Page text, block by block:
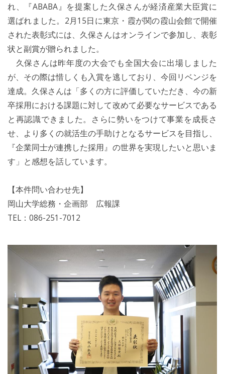
れ、『ABABA』を提案した久保さんが経済産業大臣賞に
選ばれました。2月15日に東京・霞が関の霞山会館で開催
された表彰式には、久保さんはオンラインで参加し、表彰
状と副賞が贈られました。
久保さんは昨年度の大会でも全国大会に出場しました
が、その際は惜しくも入賞を逃しており、今回リベンジを
達成。久保さんは「多くの方に評価していただき、今の新
卒採用における課題に対して改めて必要なサービスである
と再認識できました。さらに勢いをつけて事業を成長さ
せ、より多くの就活生の手助けとなるサービスを目指し、
『企業同士が連携した採用』の世界を実現したいと思いま
す」と感想を話しています。
【本件問い合わせ先】
岡山大学総務・企画部 広報課
TEL：086-251-7012